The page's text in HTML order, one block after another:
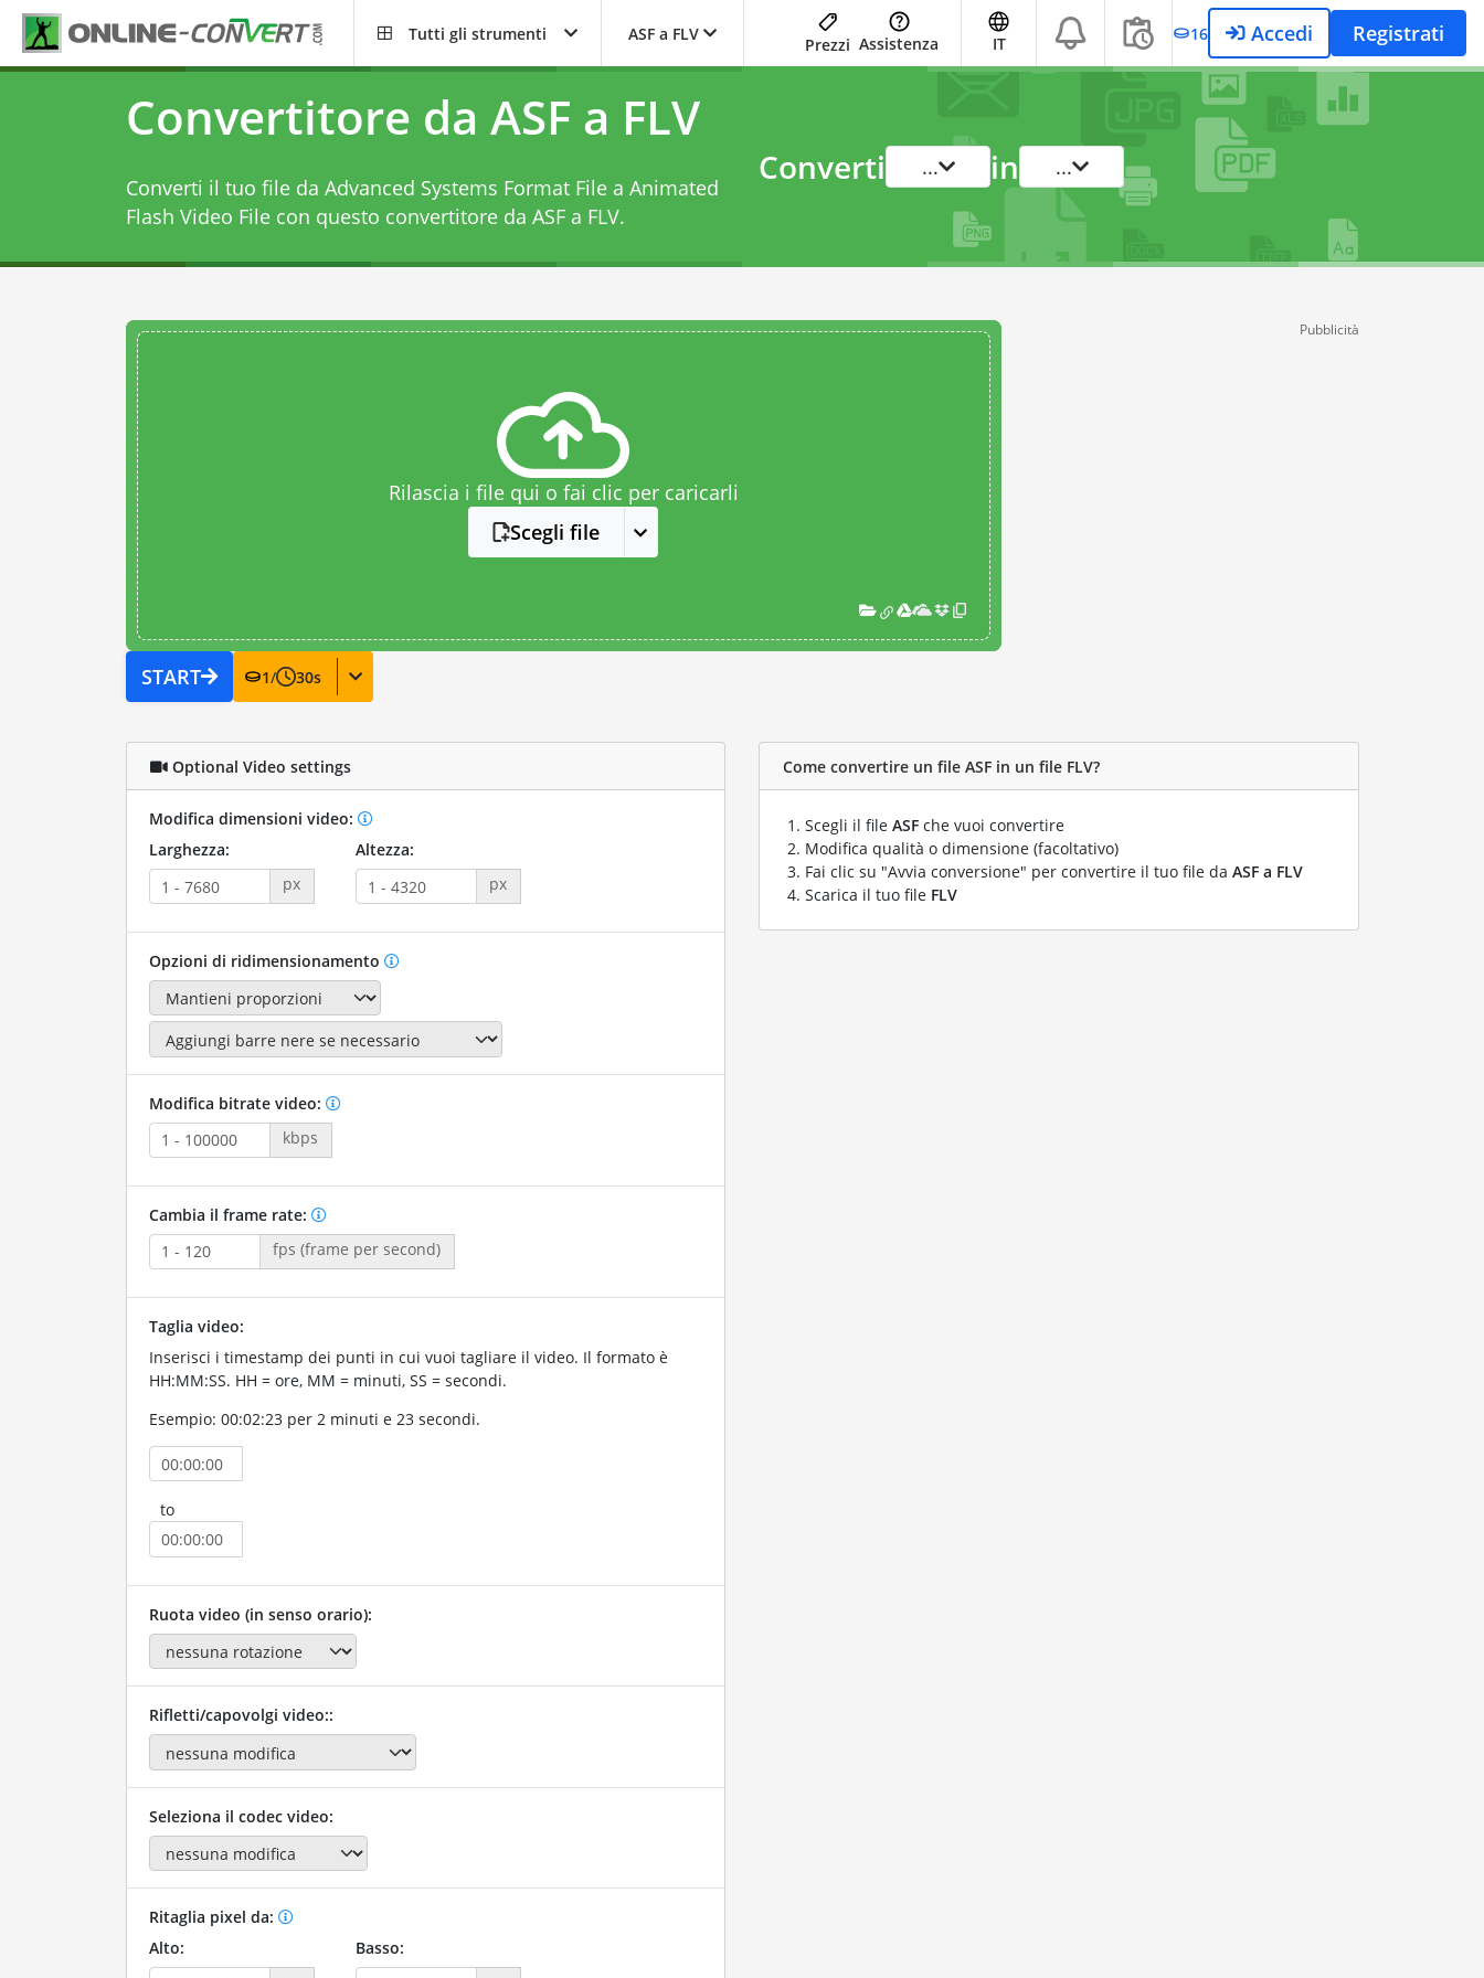
Tutti gli strumenti ASF a FLV
Prezzi Assistenza IT 16 Accedi Registrati
Convertitore da ASF a FLV
Converti il tuo file da Advanced Systems Format File a Animated
Flash Video File con questo convertitore da ASF a FLV.
Converti ... in ...
Rilascia i file qui o fai clic per caricarli
Scegli file
START 1/ 30s
Pubblicità
Optional Video settings
Modifica dimensioni video:
Larghezza:
px
Altezza:
px
Opzioni di ridimensionamento
Modifica bitrate video:
kbps
Cambia il frame rate:
fps (frame per second)
Taglia video:
Inserisci i timestamp dei punti in cui vuoi tagliare il video. Il formato è
HH:MM:SS. HH = ore, MM = minuti, SS = secondi.
Esempio: 00:02:23 per 2 minuti e 23 secondi.
to
Ruota video (in senso orario):
Rifletti/capovolgi video::
Seleziona il codec video:
Ritaglia pixel da:
Alto:
Basso:
Come convertire un file ASF in un file FLV?
Scegli il file ASF che vuoi convertire
Modifica qualità o dimensione (facoltativo)
Fai clic su "Avvia conversione" per convertire il tuo file da ASF a FLV
Scarica il tuo file FLV